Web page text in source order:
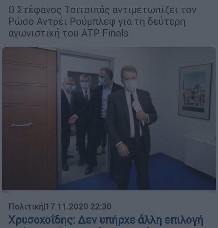
Ο Στέφανος Τσιτσιπάς αντιμετωπίζει τον
Ρώσο Αντρέι Ρούμπλεφ για τη δεύτερη
αγωνιστική του ATP Finals
Πολιτική|17.11.2020 22:30
Χρυσοχοΐδης: Δεν υπήρχε άλλη επιλογή